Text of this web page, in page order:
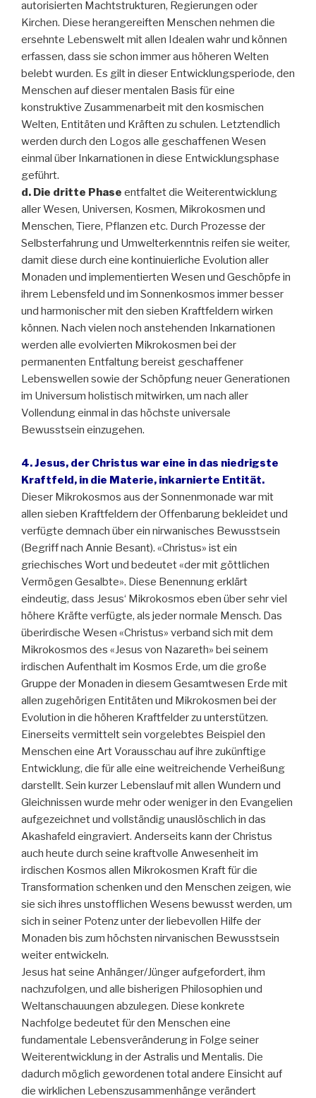
autorisierten Machtstrukturen, Regierungen oder
Kirchen. Diese herangereiften Menschen nehmen die
ersehnte Lebenswelt mit allen Idealen wahr und können
erfassen, dass sie schon immer aus höheren Welten
belebt wurden. Es gilt in dieser Entwicklungsperiode, den
Menschen auf dieser mentalen Basis für eine
konstruktive Zusammenarbeit mit den kosmischen
Welten, Entitäten und Kräften zu schulen. Letztendlich
werden durch den Logos alle geschaffenen Wesen
einmal über Inkarnationen in diese Entwicklungsphase
geführt.
d. Die dritte Phase entfaltet die Weiterentwicklung
aller Wesen, Universen, Kosmen, Mikrokosmen und
Menschen, Tiere, Pflanzen etc. Durch Prozesse der
Selbsterfahrung und Umwelterkenntnis reifen sie weiter,
damit diese durch eine kontinuierliche Evolution aller
Monaden und implementierten Wesen und Geschöpfe in
ihrem Lebensfeld und im Sonnenkosmos immer besser
und harmonischer mit den sieben Kraftfeldern wirken
können. Nach vielen noch anstehenden Inkarnationen
werden alle evolvierten Mikrokosmen bei der
permanenten Entfaltung bereist geschaffener
Lebenswellen sowie der Schöpfung neuer Generationen
im Universum holistisch mitwirken, um nach aller
Vollendung einmal in das höchste universale
Bewusstsein einzugehen.
4. Jesus, der Christus war eine in das niedrigste
Kraftfeld, in die Materie, inkarnierte Entität.
Dieser Mikrokosmos aus der Sonnenmonade war mit
allen sieben Kraftfeldern der Offenbarung bekleidet und
verfügte demnach über ein nirwanisches Bewusstsein
(Begriff nach Annie Besant). «Christus» ist ein
griechisches Wort und bedeutet «der mit göttlichen
Vermögen Gesalbte». Diese Benennung erklärt
eindeutig, dass Jesus‘ Mikrokosmos eben über sehr viel
höhere Kräfte verfügte, als jeder normale Mensch. Das
überirdische Wesen «Christus» verband sich mit dem
Mikrokosmos des «Jesus von Nazareth» bei seinem
irdischen Aufenthalt im Kosmos Erde, um die große
Gruppe der Monaden in diesem Gesamtwesen Erde mit
allen zugehörigen Entitäten und Mikrokosmen bei der
Evolution in die höheren Kraftfelder zu unterstützen.
Einerseits vermittelt sein vorgelebtes Beispiel den
Menschen eine Art Vorausschau auf ihre zukünftige
Entwicklung, die für alle eine weitreichende Verheißung
darstellt. Sein kurzer Lebenslauf mit allen Wundern und
Gleichnissen wurde mehr oder weniger in den Evangelien
aufgezeichnet und vollständig unauslöschlich in das
Akashafeld eingraviert. Anderseits kann der Christus
auch heute durch seine kraftvolle Anwesenheit im
irdischen Kosmos allen Mikrokosmen Kraft für die
Transformation schenken und den Menschen zeigen, wie
sie sich ihres unstofflichen Wesens bewusst werden, um
sich in seiner Potenz unter der liebevollen Hilfe der
Monaden bis zum höchsten nirvanischen Bewusstsein
weiter entwickeln.
Jesus hat seine Anhänger/Jünger aufgefordert, ihm
nachzufolgen, und alle bisherigen Philosophien und
Weltanschauungen abzulegen. Diese konkrete
Nachfolge bedeutet für den Menschen eine
fundamentale Lebensveränderung in Folge seiner
Weiterentwicklung in der Astralis und Mentalis. Die
dadurch möglich gewordenen total andere Einsicht auf
die wirklichen Lebenszusammenhänge verändert